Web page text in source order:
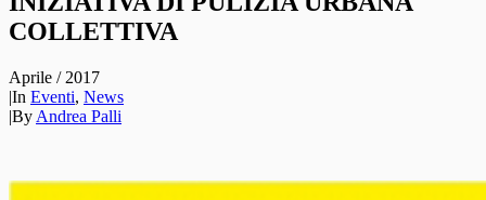
COLLETTIVA
Aprile / 2017
|In Eventi, News
|By Andrea Palli